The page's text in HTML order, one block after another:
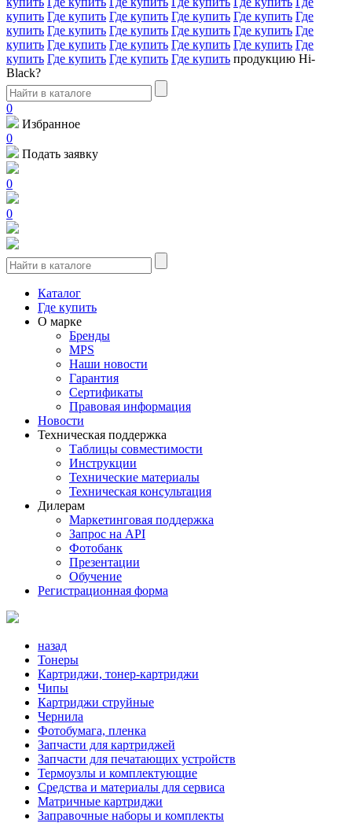
купить Где купить Где купить Где купить Где купить Где
купить Где купить Где купить Где купить Где купить Где
купить Где купить Где купить Где купить Где купить Где
купить Где купить Где купить Где купить продукцию Hi-
Black?
0
Избранное
0
Подать заявку
0
0
Каталог
Где купить
О марке
Бренды
MPS
Наши новости
Гарантия
Сертификаты
Правовая информация
Новости
Техническая поддержка
Таблицы совместимости
Инструкции
Технические материалы
Техническая консультация
Дилерам
Маркетинговая поддержка
Запрос на API
Фотобанк
Презентации
Обучение
Регистрационная форма
назад
Тонеры
Картриджи, тонер-картриджи
Чипы
Картриджи струйные
Чернила
Фотобумага, пленка
Запчасти для картриджей
Запчасти для печатающих устройств
Термоузлы и комплектующие
Средства и материалы для сервиса
Матричные картриджи
Заправочные наборы и комплекты